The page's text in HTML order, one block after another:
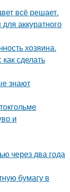
всё решает.
аккуратного
хозяина.
сделать
знают
и
через два года
бумагу в